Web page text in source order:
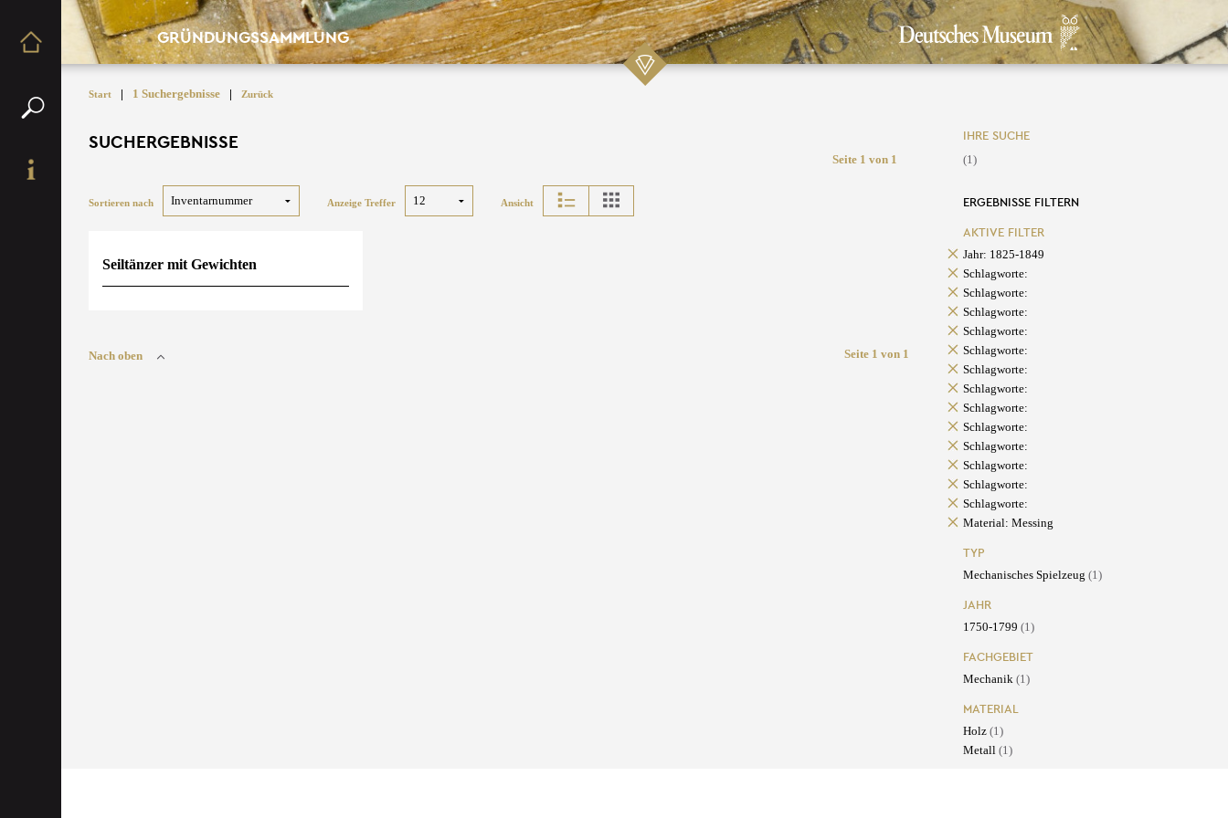
GRÜNDUNGSSAMMLUNG
Start | 1 Suchergebnisse | Zurück
SUCHERGEBNISSE
Seite 1 von 1
Sortieren nach Anzeige Treffer Ansicht
Seiltänzer mit Gewichten
Nach oben Seite 1 von 1
IHRE SUCHE
(1)
ERGEBNISSE FILTERN
AKTIVE FILTER
Jahr: 1825-1849
Schlagworte:
Schlagworte:
Schlagworte:
Schlagworte:
Schlagworte:
Schlagworte:
Schlagworte:
Schlagworte:
Schlagworte:
Schlagworte:
Schlagworte:
Schlagworte:
Schlagworte:
Material: Messing
TYP
Mechanisches Spielzeug (1)
JAHR
1750-1799 (1)
FACHGEBIET
Mechanik (1)
MATERIAL
Holz (1)
Metall (1)